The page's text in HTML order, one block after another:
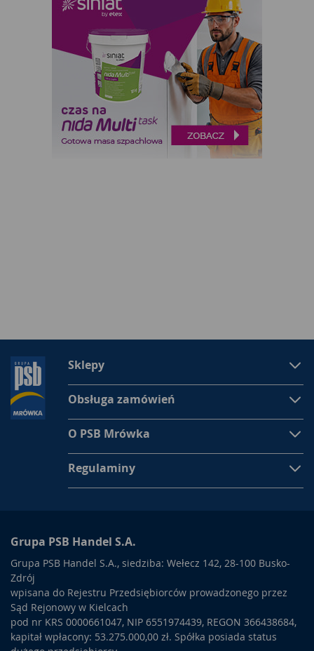
Sklepy
Obsługa zamówień
O PSB Mrówka
Regulaminy
Grupa PSB Handel S.A.
Grupa PSB Handel S.A., siedziba: Wełecz 142, 28-100 Busko-
Zdrój
wpisana do Rejestru Przedsiębiorców prowadzonego przez
Sąd Rejonowy w Kielcach
pod nr KRS 0000661047, NIP 6551974439, REGON 366438684,
kapitał wpłacony: 53.275.000,00 zł. Spółka posiada status